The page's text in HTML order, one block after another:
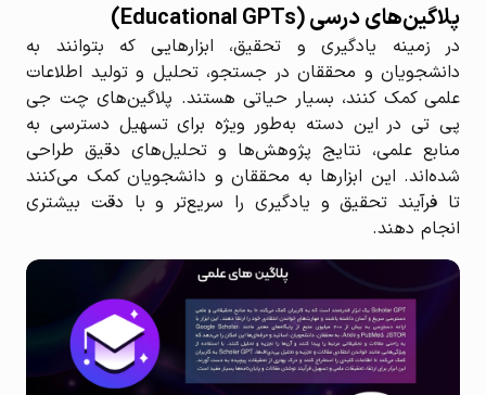
پلاگین‌های درسی (Educational GPTs)
در زمینه یادگیری و تحقیق، ابزارهایی که بتوانند به
دانشجویان و محققان در جستجو، تحلیل و تولید اطلاعات
علمی کمک کنند، بسیار حیاتی هستند. پلاگین‌های چت جی
پی تی در این دسته به‌طور ویژه برای تسهیل دسترسی به
منابع علمی، نتایج پژوهش‌ها و تحلیل‌های دقیق طراحی
شده‌اند. این ابزارها به محققان و دانشجویان کمک می‌کنند
تا فرآیند تحقیق و یادگیری را سریع‌تر و با دقت بیشتری
انجام دهند.